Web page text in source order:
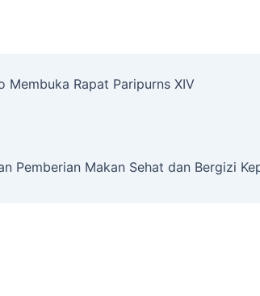
Membuka Rapat Paripurns XIV
Pemberian Makan Sehat dan Bergizi